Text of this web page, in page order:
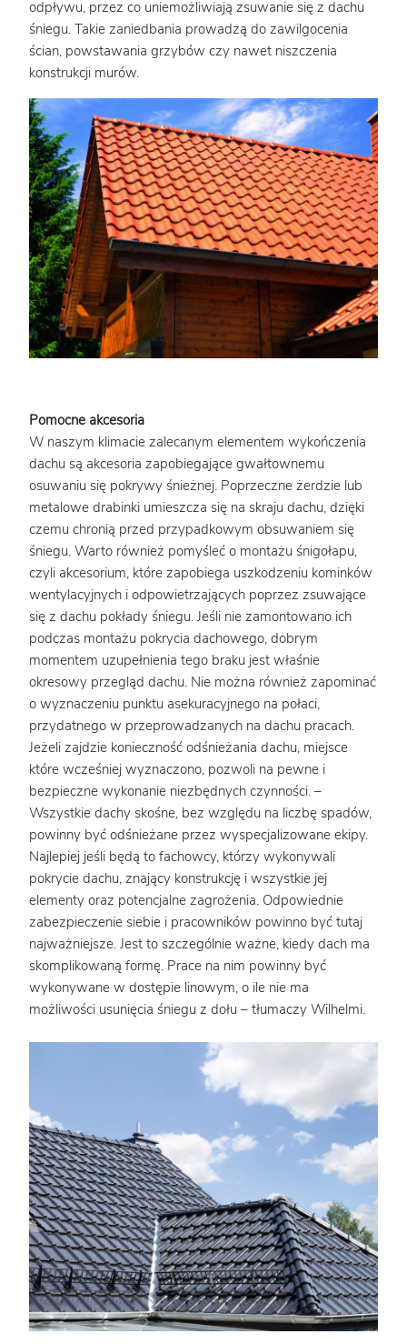
odpływu, przez co uniemożliwiają zsuwanie się z dachu
śniegu. Takie zaniedbania prowadzą do zawilgocenia
ścian, powstawania grzybów czy nawet niszczenia
konstrukcji murów.
Pomocne akcesoria
W naszym klimacie zalecanym elementem wykończenia
dachu są akcesoria zapobiegające gwałtownemu
osuwaniu się pokrywy śnieżnej. Poprzeczne żerdzie lub
metalowe drabinki umieszcza się na skraju dachu, dzięki
czemu chronią przed przypadkowym obsuwaniem się
śniegu. Warto również pomyśleć o montażu śnigołapu,
czyli akcesorium, które zapobiega uszkodzeniu kominków
wentylacyjnych i odpowietrzających poprzez zsuwające
się z dachu pokłady śniegu. Jeśli nie zamontowano ich
podczas montażu pokrycia dachowego, dobrym
momentem uzupełnienia tego braku jest właśnie
okresowy przegląd dachu. Nie można również zapominać
o wyznaczeniu punktu asekuracyjnego na połaci,
przydatnego w przeprowadzanych na dachu pracach.
Jeżeli zajdzie konieczność odśnieżania dachu, miejsce
które wcześniej wyznaczono, pozwoli na pewne i
bezpieczne wykonanie niezbędnych czynności. –
Wszystkie dachy skośne, bez względu na liczbę spadów,
powinny być odśnieżane przez wyspecjalizowane ekipy.
Najlepiej jeśli będą to fachowcy, którzy wykonywali
pokrycie dachu, znający konstrukcję i wszystkie jej
elementy oraz potencjalne zagrożenia. Odpowiednie
zabezpieczenie siebie i pracowników powinno być tutaj
najważniejsze. Jest to szczególnie ważne, kiedy dach ma
skomplikowaną formę. Prace na nim powinny być
wykonywane w dostępie linowym, o ile nie ma
możliwości usunięcia śniegu z dołu – tłumaczy Wilhelmi.